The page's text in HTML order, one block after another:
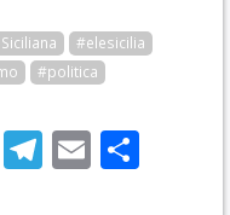
#elesicilia
#politica
WhatsApp
Telegram
Email